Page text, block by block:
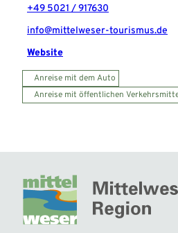
+49 5021 / 917630
info@mittelweser-tourismus.de
Website
Anreise mit dem Auto
Anreise mit öffentlichen